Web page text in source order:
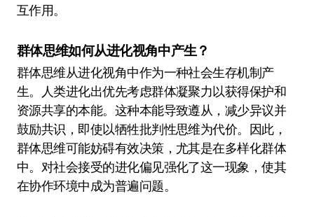
互作用。
群体思维如何从进化视角中产生？
群体思维从进化视角中作为一种社会生存机制产
生。人类进化出优先考虑群体凝聚力以获得保护和
资源共享的本能。这种本能导致遵从，减少异议并
鼓励共识，即使以牺牲批判性思维为代价。因此，
群体思维可能妨碍有效决策，尤其是在多样化群体
中。对社会接受的进化偏见强化了这一现象，使其
在协作环境中成为普遍问题。